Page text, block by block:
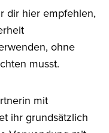
dir hier empfehlen,
ohne
musst.
mit
ihr grundsätzlich